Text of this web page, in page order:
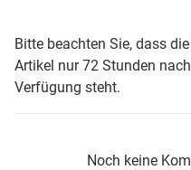
Bitte beachten Sie, dass
Artikel nur 72 Stunden
Verfügung steht.
Noch keine